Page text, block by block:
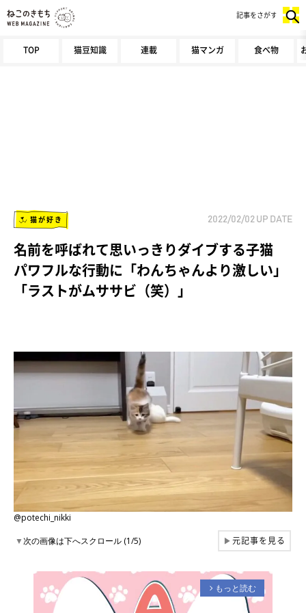
TOP 猫豆知識 連載 猫マンガ 食べ物
記事をさがす
猫が好き 2022/02/02 UP DATE
名前を呼ばれて思いっきりダイブする子猫
パワフルな行動に「わんちゃんより激しい」
「ラストがムササビ（笑）」
@potechi_nikki
▼次の画像は下へスクロール (1/5) ▶元記事を見る
arrow_forward_ios もっと読む